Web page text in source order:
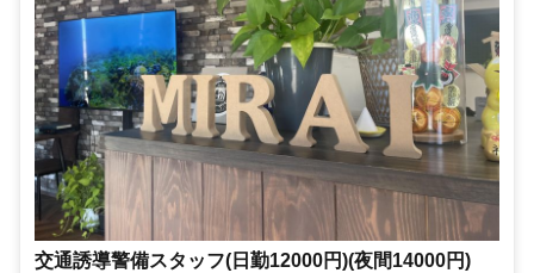
交通誘導警備スタッフ(日勤12000円)(夜間14000円)